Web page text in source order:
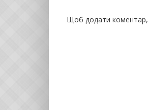
Щоб додати коментар,